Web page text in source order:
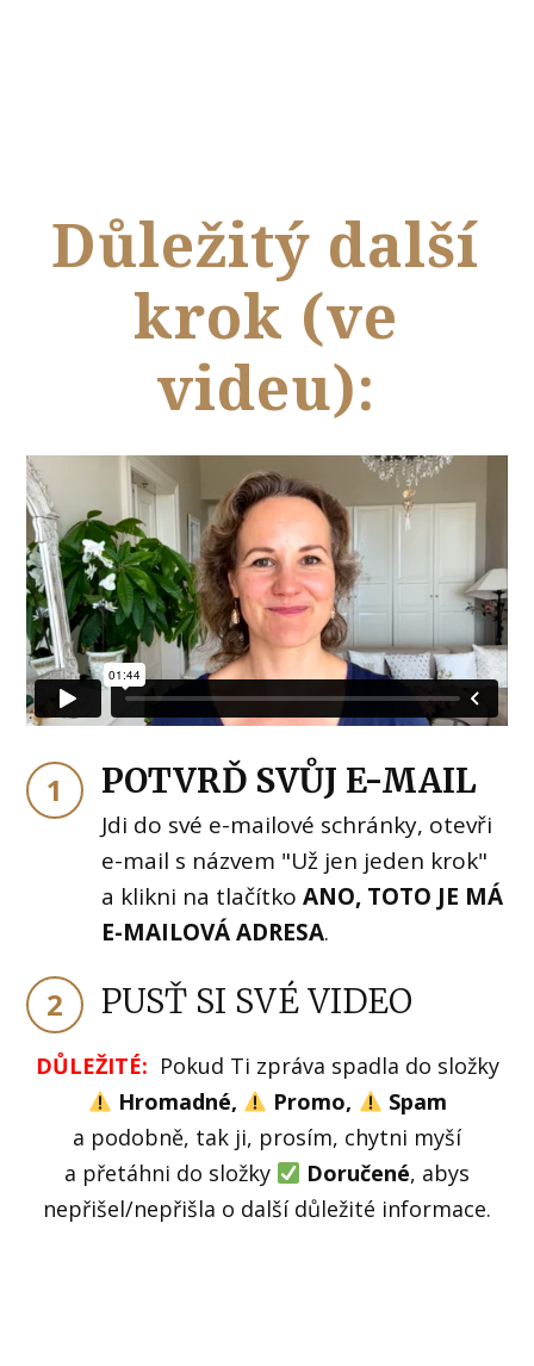
Důležitý další
krok (ve
videu):
1 POTVRĎ SVŮJ E-MAIL
Jdi do své e-mailové schránky, otevři
e-mail s názvem "Už jen jeden krok"
a klikni na tlačítkoANO, TOTO JE MÁ
E-MAILOVÁ ADRESA.
2 PUSŤ SI SVÉ VIDEO
DŮLEŽITÉ: Pokud Ti zpráva spadla do složky
Hromadné,
Promo,
Spam
a podobně, tak ji, prosím, chytni myší
a přetáhni do složky
Doručené, abys
nepřišel/nepřišla o další důležité informace.